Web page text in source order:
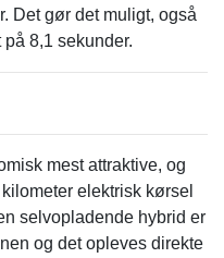
Det gør det muligt, også
8,1 sekunder.
mest attraktive, og
elektrisk kørsel
selvopladende hybrid er
og det opleves direkte